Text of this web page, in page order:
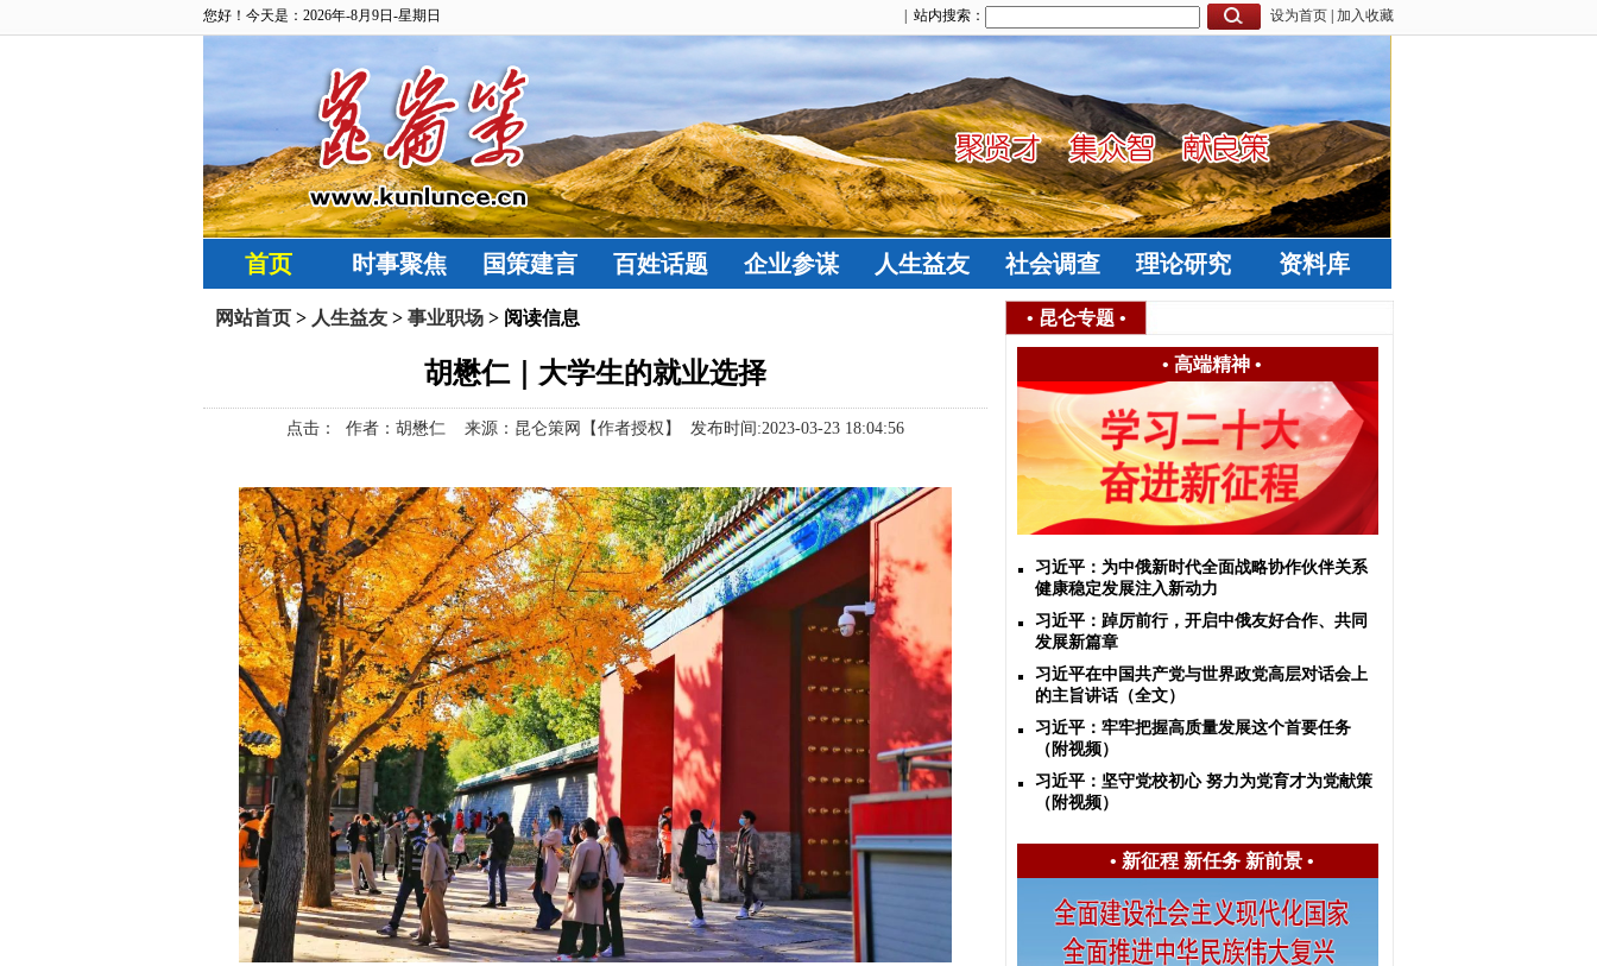
您好！今天是：2026年-8月9日-星期日 设为首页 加入收藏
| 站内搜索：
首页 时事聚焦 国策建言 百姓话题 企业参谋 人生益友 社会调查 理论研究 资料库
网站首页 > 人生益友 > 事业职场 > 阅读信息
胡懋仁｜大学生的就业选择
点击： 作者：胡懋仁 来源：昆仑策网【作者授权】 发布时间:2023-03-23 18:04:56
• 昆仑专题 •
• 高端精神•
习近平：​为中俄新时代全面战略协作伙伴关系
健康稳定发展注入新动力
习近平：踔厉前行，开启中俄友好合作、共同
发展新篇章
习近平在中国共产党与世界政党高层对话会上
的主旨讲话（全文）
习近平：牢牢把握高质量发展这个首要任务
（附视频）
习近平：​坚守党校初心 努力为党育才为党献策
（附视频）
• 新征程 新任务 新前景•